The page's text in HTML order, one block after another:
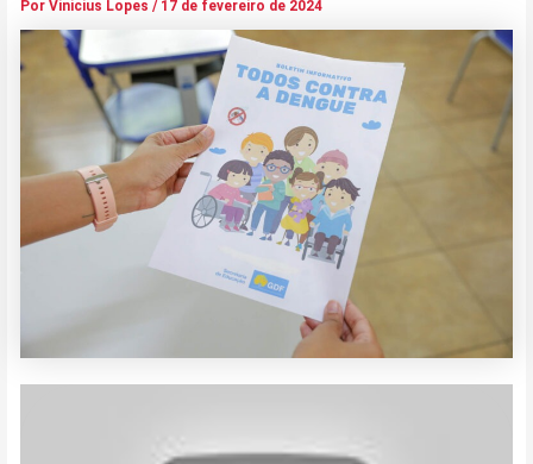
Por Vinicius Lopes / 17 de fevereiro de 2024